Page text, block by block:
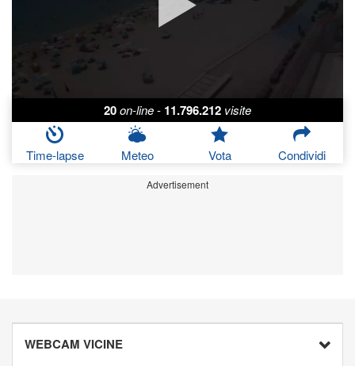
20on-line- 11.796.212 visite
Time-lapse Meteo Vota Condividi
Advertisement
WEBCAM VICINE